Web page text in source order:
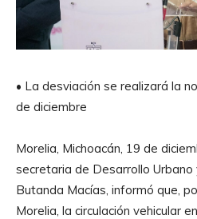
• La desviación se realizará la
de diciembre
Morelia, Michoacán, 19 de
secretaria de Desarrollo Urbano
Butanda Macías, informó que,
Morelia, la circulación vehicular